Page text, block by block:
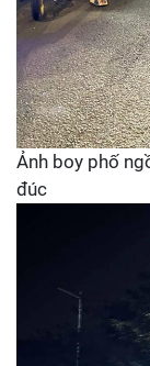
Ảnh boy phố
đúc